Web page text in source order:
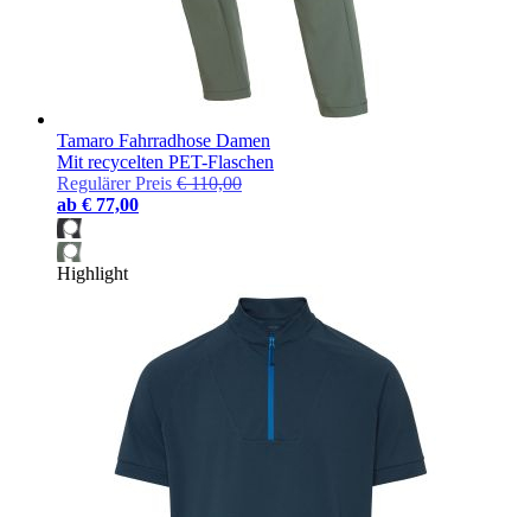
Tamaro Fahrradhose Damen
Mit recycelten PET-Flaschen
Regulärer Preis € 110,00
ab € 77,00
Highlight